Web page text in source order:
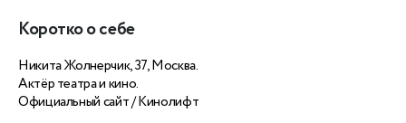
Коротко о себе
Никита Жолнерчик, 37, Москва.
Актёр театра и кино.
Официальный сайт / Кинолифт